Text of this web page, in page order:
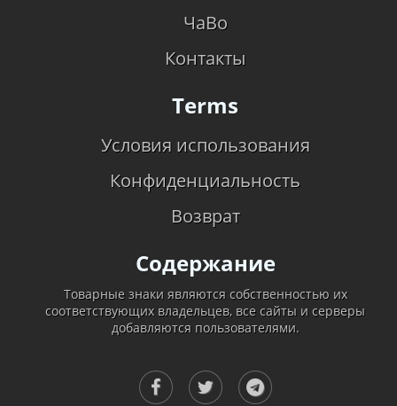
ЧаВо
Контакты
Terms
Условия использования
Конфиденциальность
Возврат
Содержание
Товарные знаки являются собственностью их
соответствующих владельцев, все сайты и серверы
добавляются пользователями.